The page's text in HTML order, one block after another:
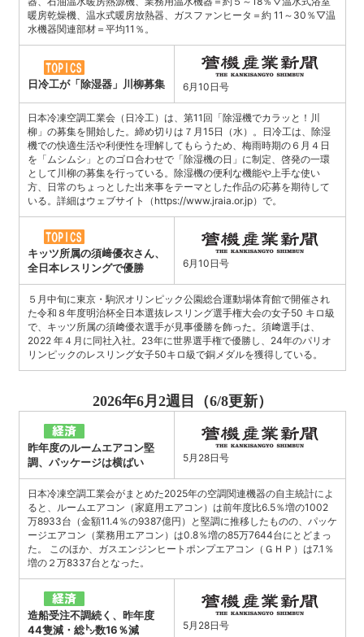
暖房乾燥機、温水式暖房放熱器、ガスファンヒータ＝約 11～30％▽温
水機器関連部材＝平均11％。
日冷工が「除湿器」川柳募集 6月10日号
日本冷凍空調工業会（日冷工）は、第11回「除湿機でカラッと！川
柳」の募集を開始した。締め切りは７月15日（水）。日冷工は、除湿
機での快適生活や利便性を理解してもらうため、梅雨時期の６月４日
を「ムシムシ」とのゴロ合わせで「除湿機の日」に制定、啓発の一環
として川柳の募集を行っている。除湿機の便利な機能や上手な使い
方、日常のちょっとした出来事をテーマとした作品の応募を期待して
いる。詳細はウェブサイト（https://www.jraia.or.jp）で。
キッツ所属の須﨑優衣さん、
全日本レスリングで優勝
6月10日号
５月中旬に東京・駒沢オリンピック公園総合運動場体育館で開催され
た令和８年度明治杯全日本選抜レスリング選手権大会の女子50 キロ級
で、キッツ所属の須﨑優衣選手が見事優勝を飾った。須﨑選手は、
2022 年４月に同社入社。23年に世界選手権で優勝し、24年のパリオ
リンピックのレスリング女子50キロ級で銅メダルを獲得している。
2026年6月2週目（6/8更新）
昨年度のルームエアコン堅
調、パッケージは横ばい
5月28日号
日本冷凍空調工業会がまとめた2025年の空調関連機器の自主統計によ
ると、ルームエアコン（家庭用エアコン）は前年度比6.5％増の1002
万8933台（金額11.4％の9387億円）と堅調に推移したものの、パッケ
ージエアコン（業務用エアコン）は0.8％増の85万7644台にとどまっ
た。 このほか、ガスエンジンヒートポンプエアコン（ＧＨＰ）は7.1％
増の２万8337台となった。
造船受注不調続く、昨年度
44隻減・総㌧数16％減
5月28日号